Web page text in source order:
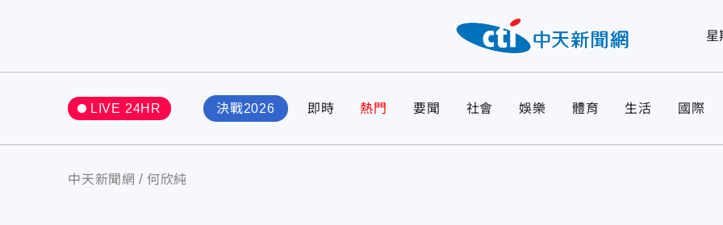
星
LIVE 24HR 決戰2026 即時 熱門 要聞 社會 娛樂 體育 生活 國際
中天新聞網 何欣純